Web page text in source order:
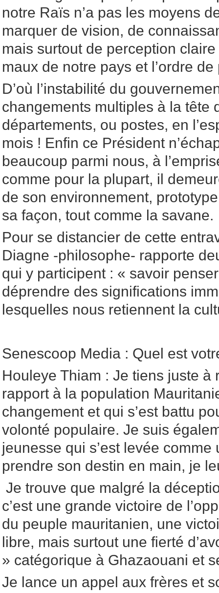
notre Raïs n’a pas les moyens
marquer de vision, de
mais surtout de perception
maux de notre pays et l’ordre
D’où l’instabilité du
changements multiples à la tête
départements, ou postes, en
mois ! Enfin ce Président
beaucoup parmi nous, à
comme pour la plupart, il
de son environnement,
sa façon, tout comme la savane.
Pour se distancier de cette
Diagne -philosophe- rapporte
qui y participent : « savoir
déprendre des significations
lesquelles nous retiennent la
Senescoop Media : Quel est
Houleye Thiam : Je tiens juste à
rapport à la population
changement et qui s’est battu
volonté populaire. Je suis
jeunesse qui s’est levée
prendre son destin en main, je
Je trouve que malgré la
c’est une grande victoire de
du peuple mauritanien, une
libre, mais surtout une fierté
» catégorique à Ghazaouani et
Je lance un appel aux frères et